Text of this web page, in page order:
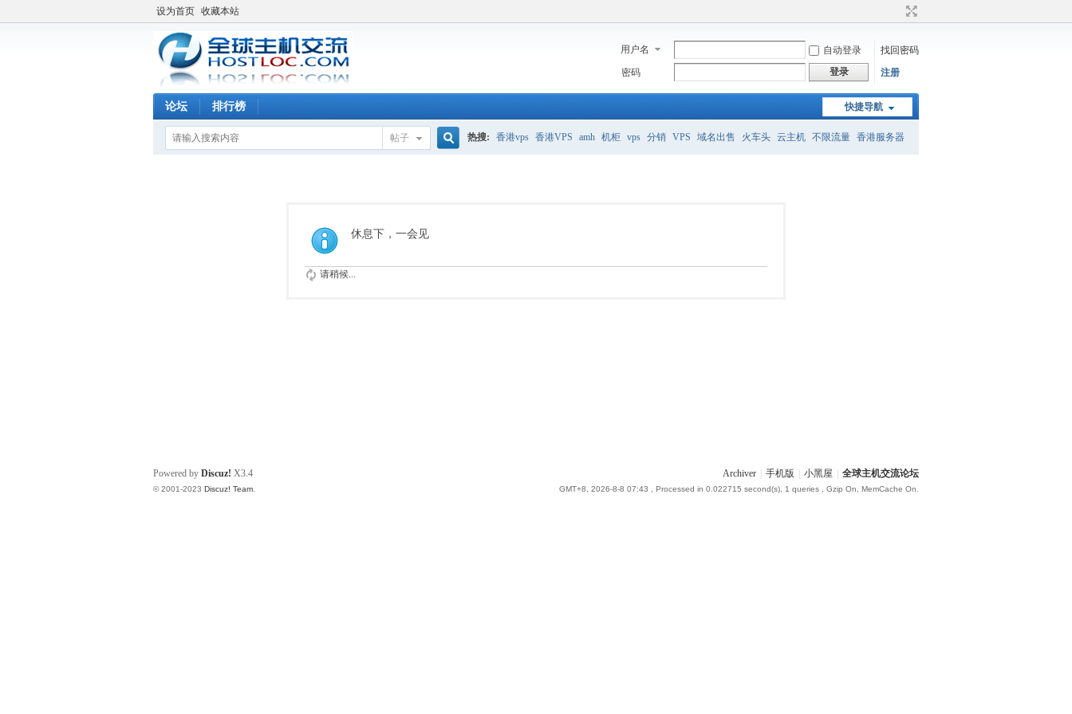
设为首页 收藏本站
用户名 自动登录
找回密码
密码
登录 注册
快捷导航
论坛 排行榜
帖子 热搜: 香港vps 香港VPS amh 机柜 vps 分销 VPS 域名出售 火车头 云主机 不限流量 香港服务器
休息下，一会见
请稍候...
Archiver 手机版 小黑屋 全球主机交流论坛
GMT+8, 2026-8-8 07:43 , Processed in 0.022715 second(s), 1 queries , Gzip On, MemCache On.
Powered by Discuz! X3.4
© 2001-2023 Discuz! Team